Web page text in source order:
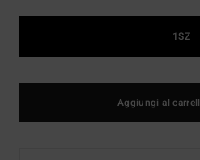
1SZ
Aggiungi al